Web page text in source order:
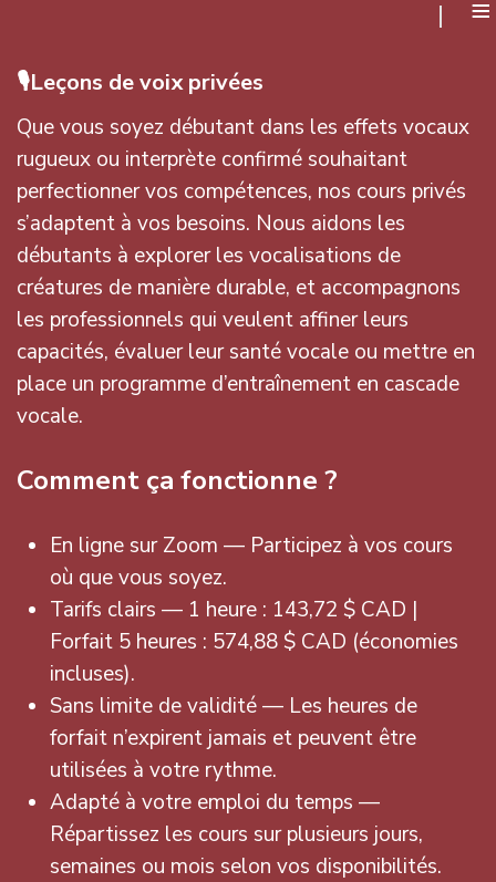
≡
🎙️Leçons de voix privées
Que vous soyez débutant dans les effets vocaux
rugueux ou interprète confirmé souhaitant
perfectionner vos compétences, nos cours privés
s’adaptent à vos besoins. Nous aidons les
débutants à explorer les vocalisations de
créatures de manière durable, et accompagnons
les professionnels qui veulent affiner leurs
capacités, évaluer leur santé vocale ou mettre en
place un programme d’entraînement en cascade
vocale.
Comment ça fonctionne ?
En ligne sur Zoom — Participez à vos cours
où que vous soyez.
Tarifs clairs — 1 heure : 143,72 $ CAD |
Forfait 5 heures : 574,88 $ CAD (économies
incluses).
Sans limite de validité — Les heures de
forfait n’expirent jamais et peuvent être
utilisées à votre rythme.
Adapté à votre emploi du temps —
Répartissez les cours sur plusieurs jours,
semaines ou mois selon vos disponibilités.